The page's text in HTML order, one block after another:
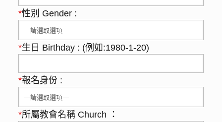
*性別 Gender :
*生日 Birthday : (例如:1980-1-20)
*報名身份 :
*所屬教會名稱 Church ：